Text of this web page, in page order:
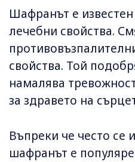
Шафранът е известен
лечебни свойства.
свойства. Той
намалява
за здравето на
Въпреки че често се
шафранът е